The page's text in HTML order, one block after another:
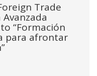
Trade
“Formación
para afrontar